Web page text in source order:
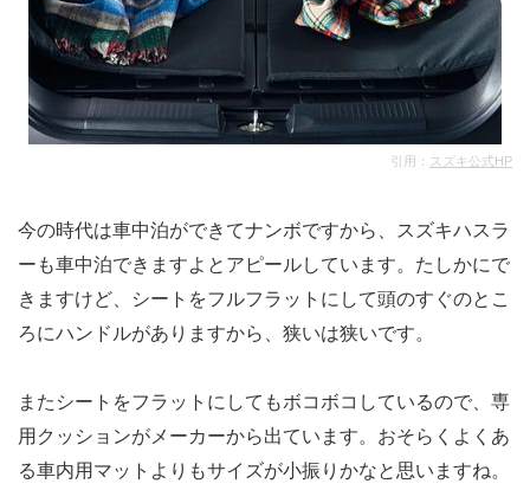
引用： スズキ公式HP
今の時代は車中泊ができてナンボですから、スズキハスラ
ーも車中泊できますよとアピールしています。たしかにで
きますけど、シートをフルフラットにして頭のすぐのとこ
ろにハンドルがありますから、狭いは狭いです。
またシートをフラットにしてもボコボコしているので、専
用クッションがメーカーから出ています。おそらくよくあ
る車内用マットよりもサイズが小振りかなと思いますね。